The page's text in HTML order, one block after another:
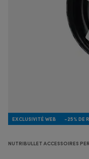
EXCLUSIVITÉ WEB -25% DE
NUTRIBULLET ACCESSOIRES